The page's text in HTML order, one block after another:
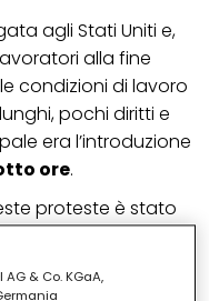
agli Stati Uniti e,
alla fine
condizioni di lavoro
pochi diritti e
era l’introduzione
ore.
proteste è stato
Questo evento è
& Co. KGaA,